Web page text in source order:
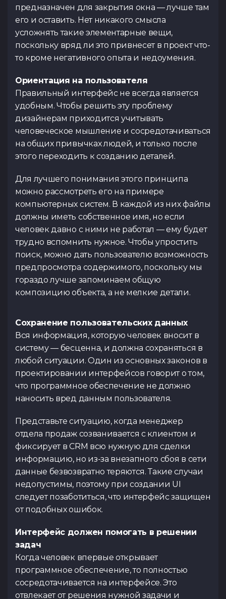
предназначен для закрытия окна — лучше там
его и оставить. Нет никакого смысла
усложнять такие элементарные вещи,
поскольку вряд ли это привнесет в проект что-
то кроме негативного опыта и недоумения.
Ориентация на пользователя
Правильный интерфейс не всегда является
удобным. Чтобы решить эту проблему
дизайнерам приходится учитывать
человеческое мышление и сосредотачиваться
на общих привычках людей, и только после
этого переходить к созданию деталей.
Для лучшего понимания этого принципа
можно рассмотреть его на примере
компьютерных систем. В каждой из них файлы
должны иметь собственное имя, но если
человек давно с ними не работал — ему будет
трудно вспомнить нужное. Чтобы упростить
поиск, можно дать пользователю возможность
предпросмотра содержимого, поскольку мы
гораздо лучше запоминаем общую
композицию объекта, а не мелкие детали.
Сохранение пользовательских данных
Вся информация, которую человек вносит в
систему — бесценна, и должна сохраняться в
любой ситуации. Один из основных законов в
проектировании интерфейсов говорит о том,
что программное обеспечение не должно
наносить вред данным пользователя.
Представьте ситуацию, когда менеджер
отдела продаж созванивается с клиентом и
фиксирует в CRM всю нужную для сделки
информацию, но из-за внезапного сбоя в сети
данные безвозвратно теряются. Такие случаи
недопустимы, поэтому при создании UI
следует позаботиться, что интерфейс защищен
от подобных ошибок.
Интерфейс должен помогать в решении
задач
Когда человек впервые открывает
программное обеспечение, то полностью
сосредотачивается на интерфейсе. Это
отвлекает от решения нужной задачи и
Tg Channel
Facebook